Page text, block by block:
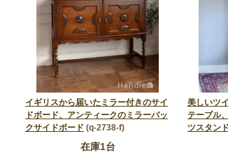
イギリスから届いたミラー付きのサイ
ドボード、アンティークのミラーバッ
クサイドボード (q-2738-f)
在庫1台
美しいツ
テーブル
ツスタンド